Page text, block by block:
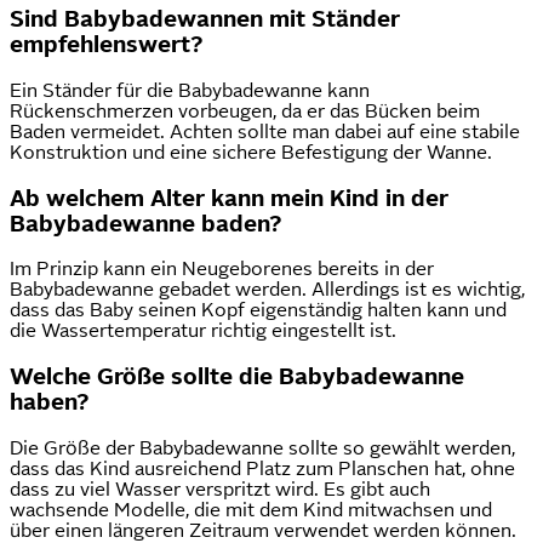
Sind Babybadewannen mit Ständer
empfehlenswert?
Ein Ständer für die Babybadewanne kann
Rückenschmerzen vorbeugen, da er das Bücken beim
Baden vermeidet. Achten sollte man dabei auf eine stabile
Konstruktion und eine sichere Befestigung der Wanne.
Ab welchem Alter kann mein Kind in der
Babybadewanne baden?
Im Prinzip kann ein Neugeborenes bereits in der
Babybadewanne gebadet werden. Allerdings ist es wichtig,
dass das Baby seinen Kopf eigenständig halten kann und
die Wassertemperatur richtig eingestellt ist.
Welche Größe sollte die Babybadewanne
haben?
Die Größe der Babybadewanne sollte so gewählt werden,
dass das Kind ausreichend Platz zum Planschen hat, ohne
dass zu viel Wasser verspritzt wird. Es gibt auch
wachsende Modelle, die mit dem Kind mitwachsen und
über einen längeren Zeitraum verwendet werden können.